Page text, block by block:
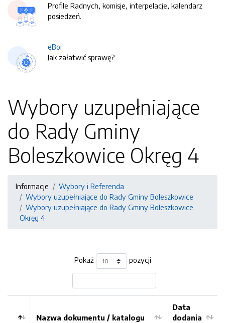
Profile Radnych, komisje, interpelacje, kalendarz
posiedzeń.
eBoi
Jak załatwić sprawę?
Wybory uzupełniające
do Rady Gminy
Boleszkowice Okręg 4
Informacje
Wybory i Referenda
Wybory uzupełniające do Rady Gminy Boleszkowice
Wybory uzupełniające do Rady Gminy Boleszkowice
Okręg 4
Pokaż pozycji
Nazwa dokumentu / katalogu
Data
dodania